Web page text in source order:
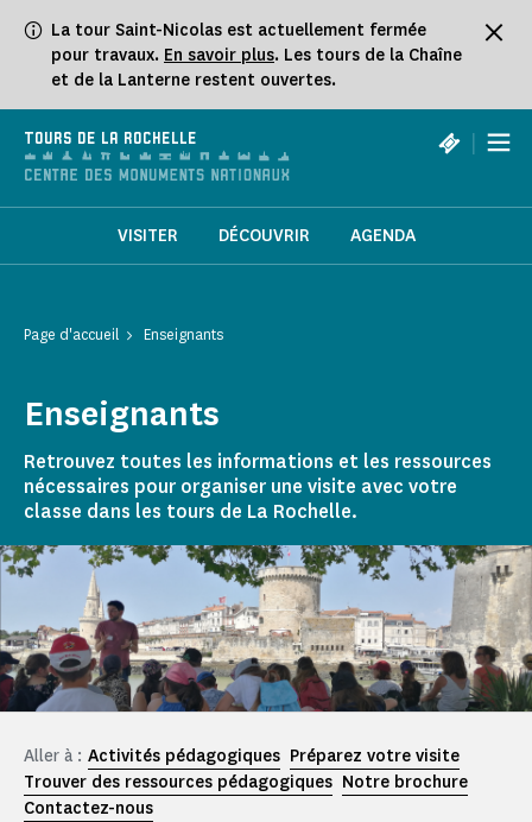
La tour Saint-Nicolas est actuellement fermée
pour travaux. En savoir plus. Les tours de la Chaîne
et de la Lanterne restent ouvertes.
TOURS DE LA ROCHELLE |
VISITER DÉCOUVRIR AGENDA
Page d'accueil Enseignants
Enseignants
Retrouvez toutes les informations et les ressources
nécessaires pour organiser une visite avec votre
classe dans les tours de La Rochelle.
Aller à : Activités pédagogiques Préparez votre visite
Trouver des ressources pédagogiques Notre brochure
Contactez-nous